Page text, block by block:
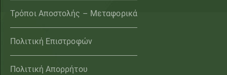
Τρόποι Αποστολής – Μεταφορικά
Πολιτική Επιστροφών
Πολιτική Απορρήτου